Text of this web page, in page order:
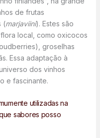
de frutas
(marjaviini). Estes são
local, como oxicocos
groselhas
Essa adaptação à
dos vinhos
e fascinante.
utilizadas na
sabores posso